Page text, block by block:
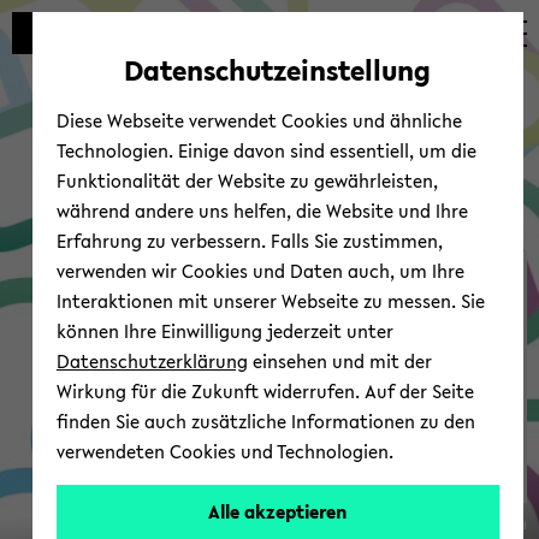
Automatische
vermeiden
zum
wechseln
zum
wechseln
zum
wechseln
GrACe | Gra­dua­te Cent­re
Datenschutzeinstellung
Diese Webseite verwendet Cookies und ähnliche
Technologien. Einige davon sind essentiell, um die
Funktionalität der Website zu gewährleisten,
während andere uns helfen, die Website und Ihre
Erfahrung zu verbessern. Falls Sie zustimmen,
verwenden wir Cookies und Daten auch, um Ihre
Interaktionen mit unserer Webseite zu messen. Sie
können Ihre Einwilligung jederzeit unter
Datenschutzerklärung einsehen und mit der
Wirkung für die Zukunft widerrufen. Auf der Seite
finden Sie auch zusätzliche Informationen zu den
verwendeten Cookies und Technologien.
Alle akzeptieren